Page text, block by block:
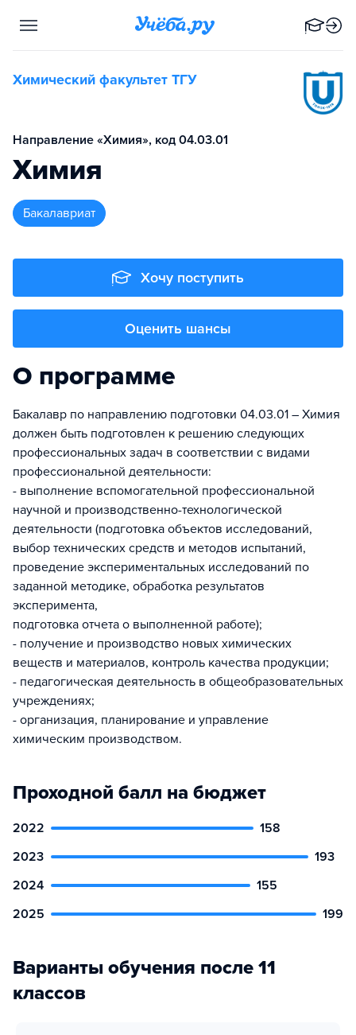
Химический факультет ТГУ
Направление «Химия», код 04.03.01
Химия
бакалавриат
Хочу поступить
Оценить шансы
О программе
Бакалавр по направлению подготовки 04.03.01 – Химия
должен быть подготовлен к решению следующих
профессиональных задач в соответствии с видами
профессиональной деятельности:
- выполнение вспомогательной профессиональной
научной и производственно-технологической
деятельности (подготовка объектов исследований,
выбор технических средств и методов испытаний,
проведение экспериментальных исследований по
заданной методике, обработка результатов
эксперимента,
подготовка отчета о выполненной работе);
- получение и производство новых химических
веществ и материалов, контроль качества продукции;
- педагогическая деятельность в общеобразовательных
учреждениях;
- организация, планирование и управление
химическим производством.
Проходной балл на бюджет
2022
158
2023
193
2024
155
2025
199
Варианты обучения после 11
классов